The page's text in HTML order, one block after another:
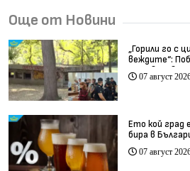
Още от Новини
„Горили го с
веждите“:
остават в
07 август
Ето кой град
бира в
07 август